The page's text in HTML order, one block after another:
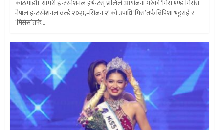
काठमाडौं। सामरी इन्टरनेशनल इभेन्टस् प्रालिले आयोजना गरेको ‘मिस एण्ड मिसेस
नेपाल इन्टरनेशनल वर्ल्ड २०२६–सिजन २’ को उपाधि ‘मिस’तर्फ बिपिशा भट्टराई र
‘मिसेस’तर्फ...